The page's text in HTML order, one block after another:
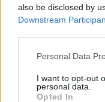
also be disclosed by
Downstream
Personal Data
I want to opt-out
personal data.
Opted In
#ΝΕΕΣ ΤΑΥΤΟΤΗΤΕΣ
#ΚΑΡΤΑ ΑΓΡΟΤΗ
ΣΧΕΤΙΚΆ ΆΡΘΡΑ